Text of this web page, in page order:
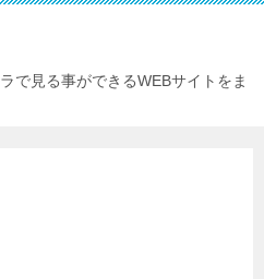
で見る事ができるWEBサイトをま